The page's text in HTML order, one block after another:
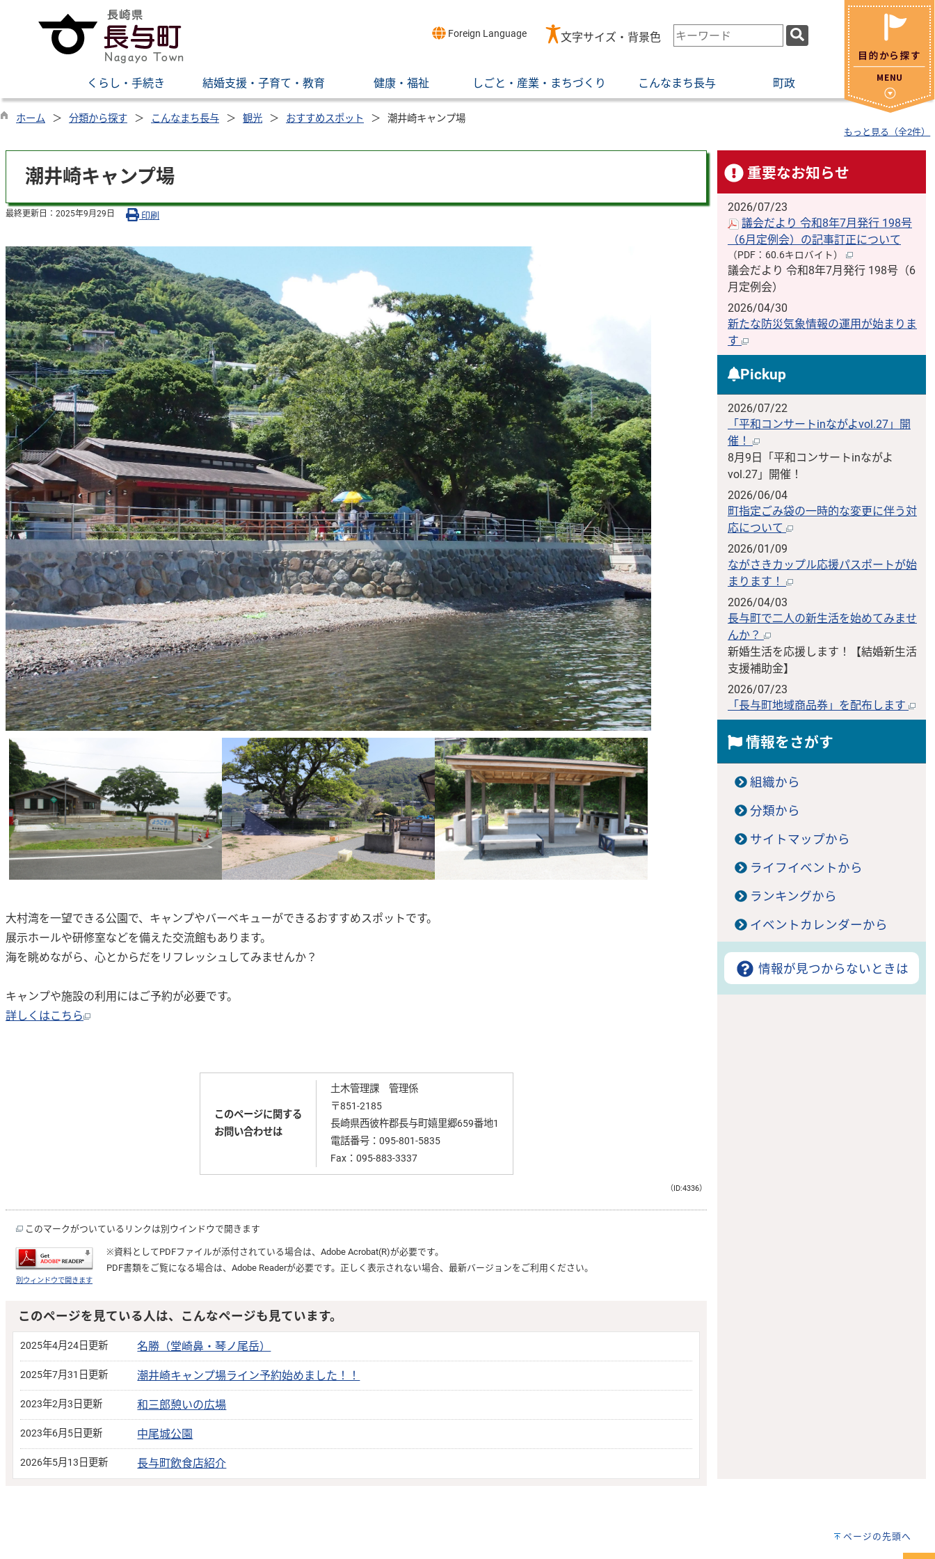
Foreign Language 文字サイズ・背景色
検
索
ー
ワ
くらし・手続き 結婚支援・子育て・教育 健康・福祉 しごと・産業・まちづくり こんなまち長与 町政
ホーム 分類から探す こんなまち長与 観光 おすすめスポット 潮井崎キャンプ場
もっと見る（全2件）
潮井崎キャンプ場
最終更新日： 2025年9月29日 印刷
大村湾を一望できる公園で、キャンプやバーベキューができるおすすめスポットです。
展示ホールや研修室などを備えた交流館もあります。
海を眺めながら、心とからだをリフレッシュしてみませんか？
キャンプや施設の利用にはご予約が必要です。
詳しくはこちら
このページに関する
お問い合わせは
土木管理課 管理係
〒851-2185
長崎県西彼杵郡長与町嬉里郷659番地1
電話番号： 095-801-5835
Fax：095-883-3337
（ID:4336）
このマークがついているリンクは別ウインドウで開きます
別ウィンドウで開きます
※資料としてPDFファイルが添付されている場合は、 Adobe Acrobat(R)が必要です。
PDF書類をご覧になる場合は、 Adobe Readerが必要です。正しく表示されない場合、最新バージョンをご利用ください。
このページを見ている人は、こんなページも見ています。
2025年4月24日更新 名勝（堂崎鼻・琴ノ尾岳）
2025年7月31日更新 潮井崎キャンプ場ライン予約始めました！！
2023年2月3日更新 和三郎憩いの広場
2023年6月5日更新 中尾城公園
2026年5月13日更新 長与町飲食店紹介
重要なお知らせ
2026/07/23
議会だより 令和8年7月発行 198号
（6月定例会）の記事訂正について
（PDF：60.6キロバイト）
議会だより 令和8年7月発行 198号（6
月定例会）
2026/04/30
新たな防災気象情報の運用が始まりま
す
Pickup
2026/07/22
「平和コンサートinながよvol.27」開
催！
8月9日「平和コンサートinながよ
vol.27」開催！
2026/06/04
町指定ごみ袋の一時的な変更に伴う対
応について
2026/01/09
ながさきカップル応援パスポートが始
まります！
2026/04/03
長与町で二人の新生活を始めてみませ
んか？
新婚生活を応援します！【結婚新生活
支援補助金】
2026/07/23
「長与町地域商品券」を配布します
情報をさがす
組織から
分類から
サイトマップから
ライフイベントから
ランキングから
イベントカレンダーから
情報が見つからないときは
ページの先頭へ